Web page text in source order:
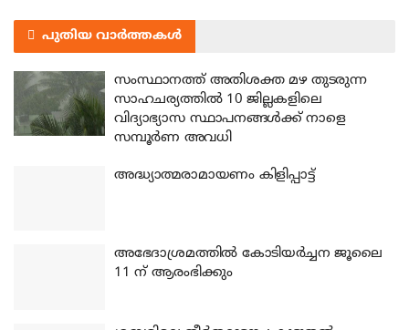
പുതിയ വാർത്തകൾ
സംസ്ഥാനത്ത് അതിശക്ത മഴ തുടരുന്ന
സാഹചര്യത്തിൽ 10 ജില്ലകളിലെ
വിദ്യാഭ്യാസ സ്ഥാപനങ്ങൾക്ക് നാളെ
സമ്പൂർണ അവധി
അദ്ധ്യാത്മരാമായണം കിളിപ്പാട്ട്
അഭേദാശ്രമത്തില്‍ കോടിയര്‍ച്ചന ജൂലൈ
11 ന് ആരംഭിക്കും